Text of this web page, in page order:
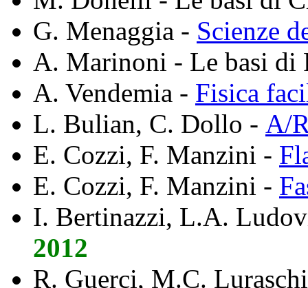
G. Menaggia - Scienze
A. Marinoni - Le basi di
A. Vendemia - Fisica
L. Bulian, C. Dollo - A/
E. Cozzi, F. Manzini -
E. Cozzi, F. Manzini -
I. Bertinazzi, L.A.
2012
R. Guerci, M.C.